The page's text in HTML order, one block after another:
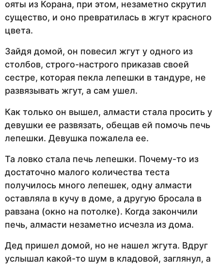
ояты из Корана, при этом, незаметно скрутил
существо, и оно превратилась в жгут красного
цвета.
Зайдя домой, он повесил жгут у одного из
столбов, строго-настрого приказав своей
сестре, которая пекла лепешки в тандуре, не
развязывать жгут, а сам ушел.
Как только он вышел, алмасти стала просить у
девушки ее развязать, обещав ей помочь печь
лепешки. Девушка пожалела ее.
Та ловко стала печь лепешки. Почему-то из
достаточно малого количества теста
получилось много лепешек, одну алмасти
оставляла в кучу в доме, а другую бросала в
равзана (окно на потолке). Когда закончили
печь, алмасти незаметно исчезла из дома.
Дед пришел домой, но не нашел жгута. Вдруг
услышал какой-то шум в кладовой, заглянул, а